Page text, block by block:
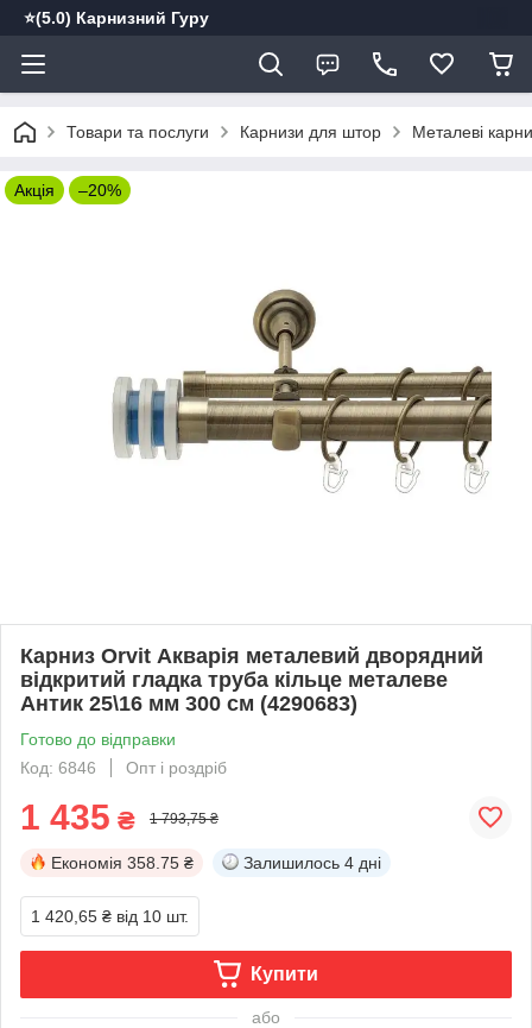
⭐️(5.0) Карнизний Гуру
Товари та послуги Карнизи для штор Металеві
Акція –20%
Карниз Orvit Акварія металевий дворядний
відкритий гладка труба кільце металеве
Антик 25\16 мм 300 см (4290683)
Готово до відправки
Код: 6846
Опт і роздріб
1 435 ₴ 1 793,75 ₴
Економія 358.75 ₴ Залишилось 4 дні
1 420,65 ₴ від 10 шт.
Купити
або